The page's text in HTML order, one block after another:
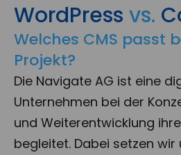
WordPress vs.
Welches CMS passt
Projekt?
Die Navigate AG ist eine
Unternehmen bei der
und Weiterentwicklung
begleitet. Dabei setzen